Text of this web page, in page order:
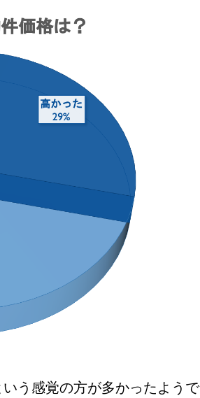
う感覚の方が多かったようで